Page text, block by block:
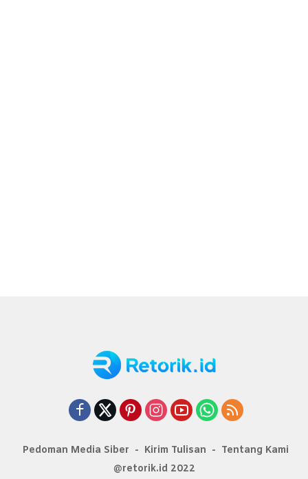
Pedoman Media Siber Kirim Tulisan
Tentang Kami
@retorik.id 2022